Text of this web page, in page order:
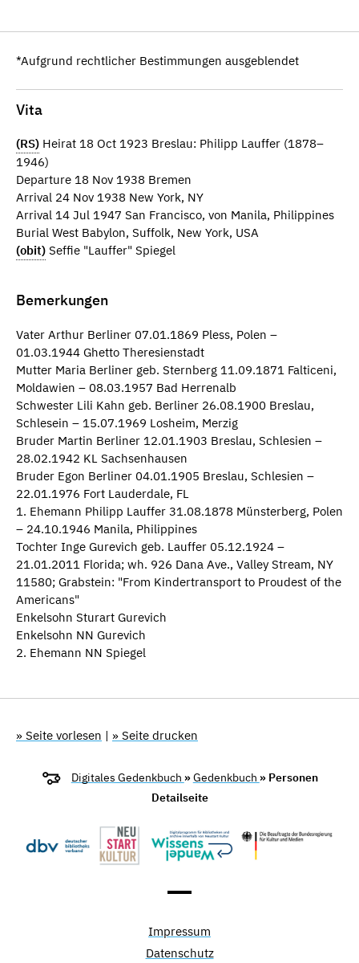
*Aufgrund rechtlicher Bestimmungen ausgeblendet
Vita
(RS) Heirat 18 Oct 1923 Breslau: Philipp Lauffer (1878–
1946)
Departure 18 Nov 1938 Bremen
Arrival 24 Nov 1938 New York, NY
Arrival 14 Jul 1947 San Francisco, von Manila, Philippines
Burial West Babylon, Suffolk, New York, USA
(obit) Seffie "Lauffer" Spiegel
Bemerkungen
Vater Arthur Berliner 07.01.1869 Pless, Polen –
01.03.1944 Ghetto Theresienstadt
Mutter Maria Berliner geb. Sternberg 11.09.1871 Falticeni,
Moldawien – 08.03.1957 Bad Herrenalb
Schwester Lili Kahn geb. Berliner 26.08.1900 Breslau,
Schlesein – 15.07.1969 Losheim, Merzig
Bruder Martin Berliner 12.01.1903 Breslau, Schlesien –
28.02.1942 KL Sachsenhausen
Bruder Egon Berliner 04.01.1905 Breslau, Schlesien –
22.01.1976 Fort Lauderdale, FL
1. Ehemann Philipp Lauffer 31.08.1878 Münsterberg, Polen
– 24.10.1946 Manila, Philippines
Tochter Inge Gurevich geb. Lauffer 05.12.1924 –
21.01.2011 Florida; wh. 926 Dana Ave., Valley Stream, NY
11580; Grabstein: "From Kindertransport to Proudest of the
Americans"
Enkelsohn Sturart Gurevich
Enkelsohn NN Gurevich
2. Ehemann NN Spiegel
» Seite vorlesen | » Seite drucken
Digitales Gedenkbuch »Gedenkbuch » Personen
Detailseite
Impressum
Datenschutz